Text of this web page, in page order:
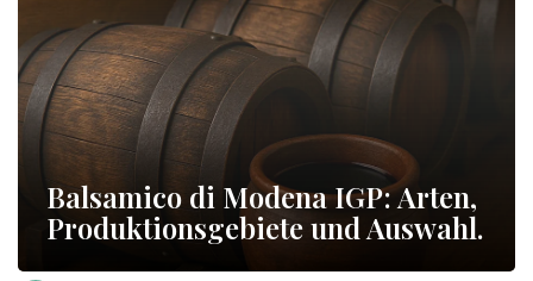
Balsamico di Modena IGP: Arten,
Produktionsgebiete und Auswahl.